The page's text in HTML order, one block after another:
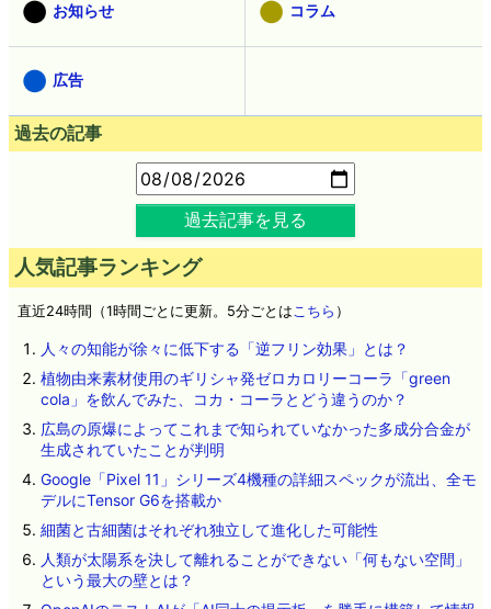
お知らせ コラム
広告
過去の記事
過去記事を見る
人気記事ランキング
直近24時間（1時間ごとに更新。5分ごとはこちら ）
人々の知能が徐々に低下する「逆フリン効果」とは？
植物由来素材使用のギリシャ発ゼロカロリーコーラ「green
cola」を飲んでみた、コカ・コーラとどう違うのか？
広島の原爆によってこれまで知られていなかった多成分合金が
生成されていたことが判明
Google「Pixel 11」シリーズ4機種の詳細スペックが流出、全モ
デルにTensor G6を搭載か
細菌と古細菌はそれぞれ独立して進化した可能性
人類が太陽系を決して離れることができない「何もない空間」
という最大の壁とは？